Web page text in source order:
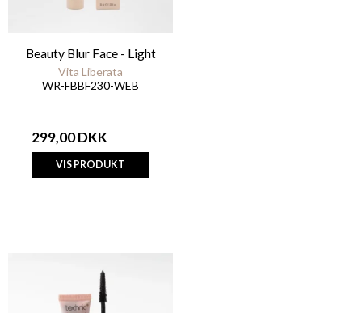
Beauty Blur Face - Light
Vita Liberata
WR-FBBF230-WEB
299,00 DKK
VIS PRODUKT